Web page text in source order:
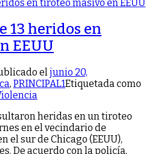
13 heridos en
EEUU
eljunio 20,
, PRINCIPAL1Etiquetada como
heridas en un tiroteo
en el vecindario de
el sur de Chicago (EEUU),
De acuerdo con la policía,